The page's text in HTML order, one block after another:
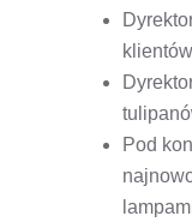
Pod